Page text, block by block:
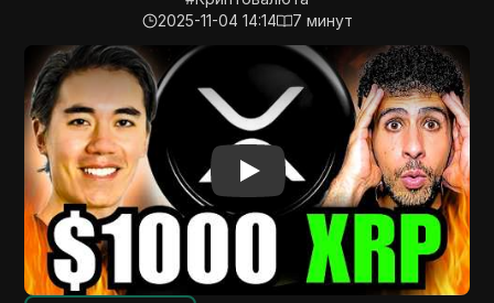
2025-11-04 14:14
7 минут
Play Video:XRP ДО $1,000!!! (ПРЕДСКАЗАНИЕ